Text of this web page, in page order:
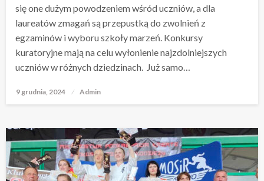
się one dużym powodzeniem wśród uczniów, a dla
laureatów zmagań są przepustką do zwolnień z
egzaminów i wyboru szkoły marzeń. Konkursy
kuratoryjne mają na celu wyłonienie najzdolniejszych
uczniów w różnych dziedzinach. Już samo…
Opublikowane
9 grudnia, 2024 Admin